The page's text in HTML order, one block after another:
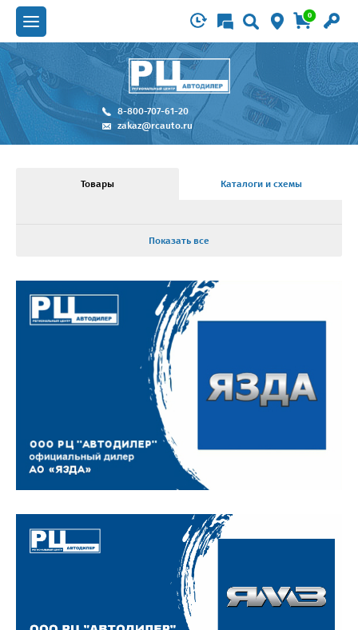
0
8-800-707-61-20
zakaz@rcauto.ru
Товары Каталоги и схемы
Показать все